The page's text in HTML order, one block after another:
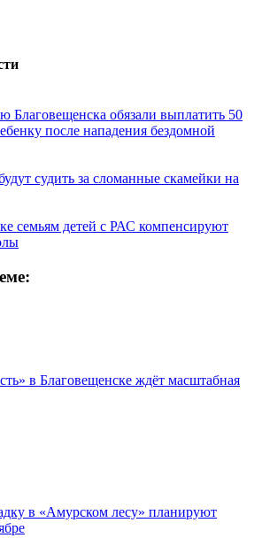
Благовещенска обязали выплатить 50
после нападения бездомной
судить за сломанные скамейки на
семьям детей с РАС компенсируют
в Благовещенске ждёт масштабная
в «Амурском лесу» планируют